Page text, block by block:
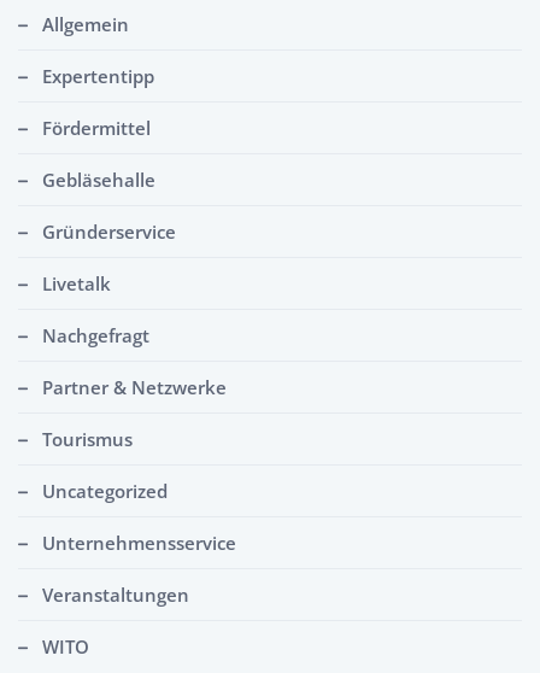
Allgemein
Expertentipp
Fördermittel
Gebläsehalle
Gründerservice
Livetalk
Nachgefragt
Partner & Netzwerke
Tourismus
Uncategorized
Unternehmensservice
Veranstaltungen
WITO